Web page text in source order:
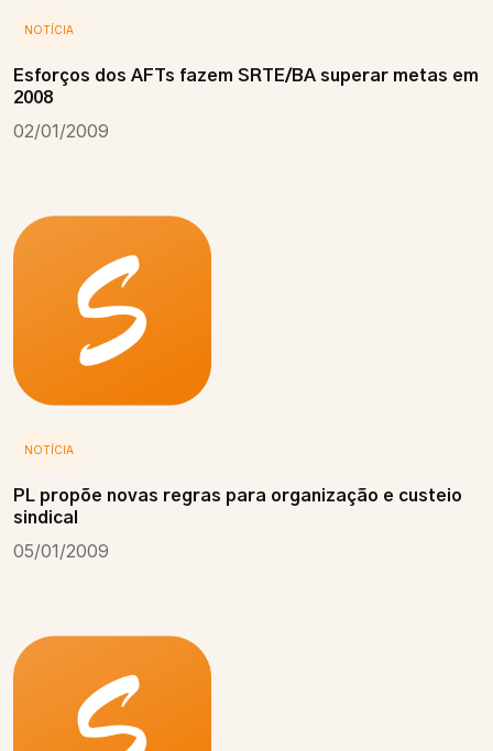
NOTÍCIA
Esforços dos AFTs fazem SRTE/BA superar metas em
2008
02/01/2009
NOTÍCIA
PL propõe novas regras para organização e custeio
sindical
05/01/2009